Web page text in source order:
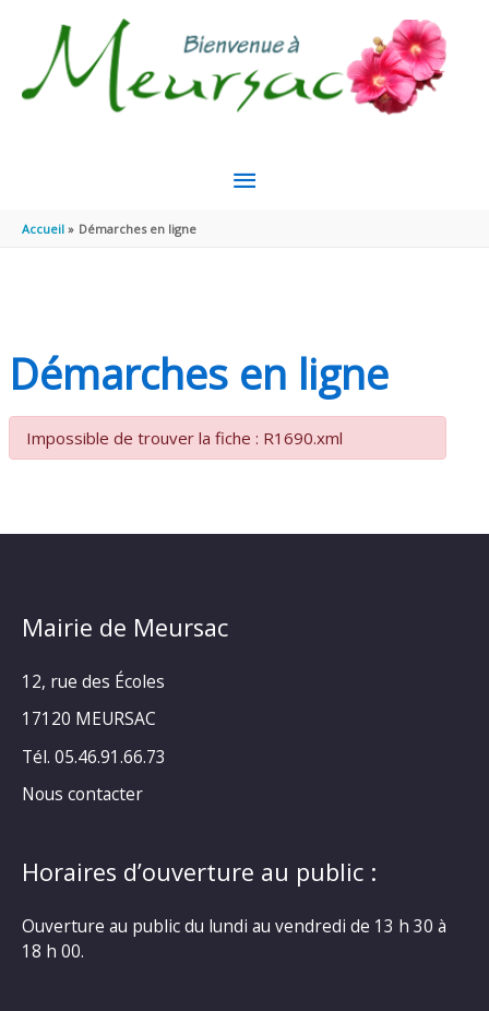
MENU
Accueil Démarches en ligne
Démarches en ligne
Impossible de trouver la fiche : R1690.xml
Mairie de Meursac
12, rue des Écoles
17120 MEURSAC
Tél. 05.46.91.66.73
Nous contacter
Horaires d’ouverture au public :
Ouverture au public du lundi au vendredi de 13 h 30 à
18 h 00.